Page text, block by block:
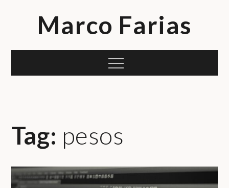
Marco Farias
Menu
Tag: pesos